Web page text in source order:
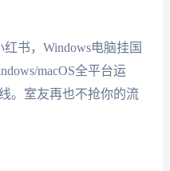
书，Windows电脑挂国
macOS全平台运
。室友再也不抢你的流